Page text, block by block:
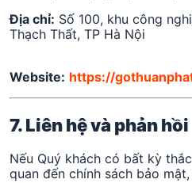
Địa chỉ: Số 100, khu công
Thạch Thất, TP Hà Nội
Website: https://
7. Liên hệ và phản hồi
Nếu Quý khách có bất kỳ
quan đến chính sách bảo